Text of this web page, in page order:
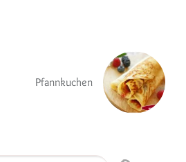
Pfannkuchen